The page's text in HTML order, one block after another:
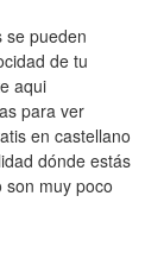
se pueden
de tu
aqui
para ver
en castellano
dónde estás
son muy poco